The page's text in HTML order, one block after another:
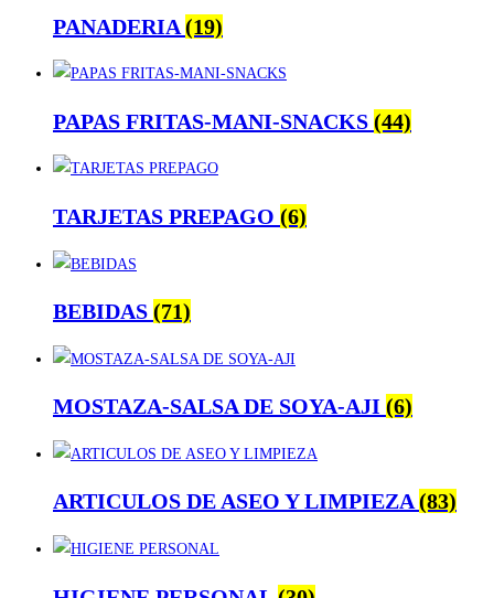
PANADERIA(19)
PAPAS FRITAS-MANI-SNACKS (44)
TARJETAS PREPAGO (6)
BEBIDAS (71)
MOSTAZA-SALSA DE SOYA-AJI (6)
ARTICULOS DE ASEO Y LIMPIEZA(83)